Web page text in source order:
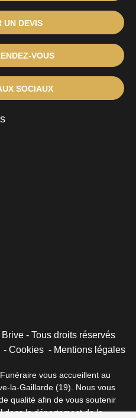
UN DEVIS
VOUS
SOCIAUX
- Tous droits réservés
Cookies Mentions légales
vous accueillent au
la-Gaillarde (19). Nous vous
qualité afin de vous soutenir
dans le département de la